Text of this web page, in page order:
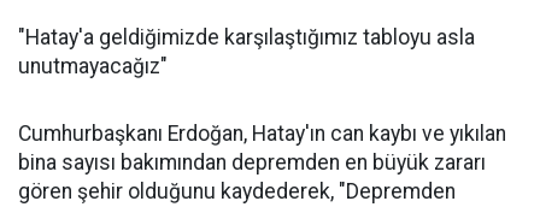
"Hatay'a geldiğimizde karşılaştığımız tabloyu asla
unutmayacağız"
Cumhurbaşkanı Erdoğan, Hatay'ın can kaybı ve yıkılan
bina sayısı bakımından depremden en büyük zararı
gören şehir olduğunu kaydederek, "Depremden